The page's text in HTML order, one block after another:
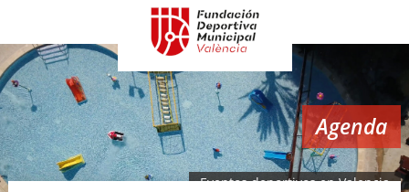
Agenda
Instalaciones
Comunicación ▼
Valencia en deporte ▼
Agenda
Eventos deportivos en Valencia